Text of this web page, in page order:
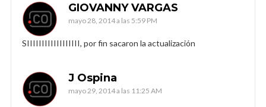
GIOVANNY VARGAS
mayo 28, 2014 a las 5:59 PM
SIIIIIIIIIIIIIIIIII, por fin sacaron la actualización
J Ospina
mayo 29, 2014 a las 11:25 AM